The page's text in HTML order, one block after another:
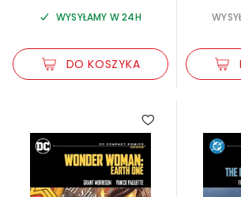
WYSYŁAMY W 24H
DO KOSZYKA